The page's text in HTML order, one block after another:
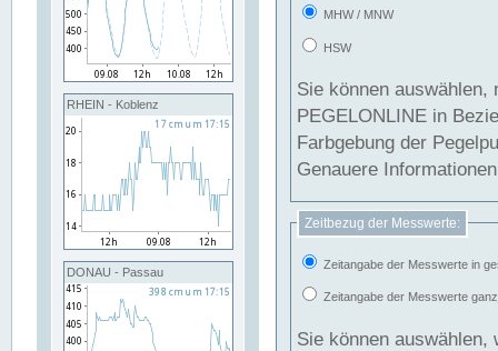
RHEIN - Koblenz
DONAU - Passau
MHW / MNW
HSW
Sie können
PEGELONLINE in Beziehung
Farbgebung der
Genauere
Zeitbezug der Messwerte:
Zeitangabe der Messwerte in
Zeitangabe der Messwerte
Sie können auswählen,